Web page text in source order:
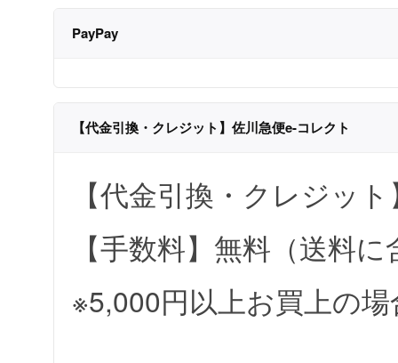
PayPay
【代金引換・クレジット】佐川急便e-コレクト
【代金引換・クレジッ
【手数料】無料（送料
※5,000円以上お買上の